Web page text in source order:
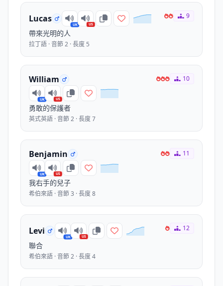
Lucas
UK US
帶來光明的人
拉丁語 · 音節 2 · 長度 5
9
William
UK US
勇敢的保護者
英式英語 · 音節 2 · 長度 7
10
Benjamin
UK US
我右手的兒子
希伯來語 · 音節 3 · 長度 8
11
Levi
UK US
聯合
希伯來語 · 音節 2 · 長度 4
12